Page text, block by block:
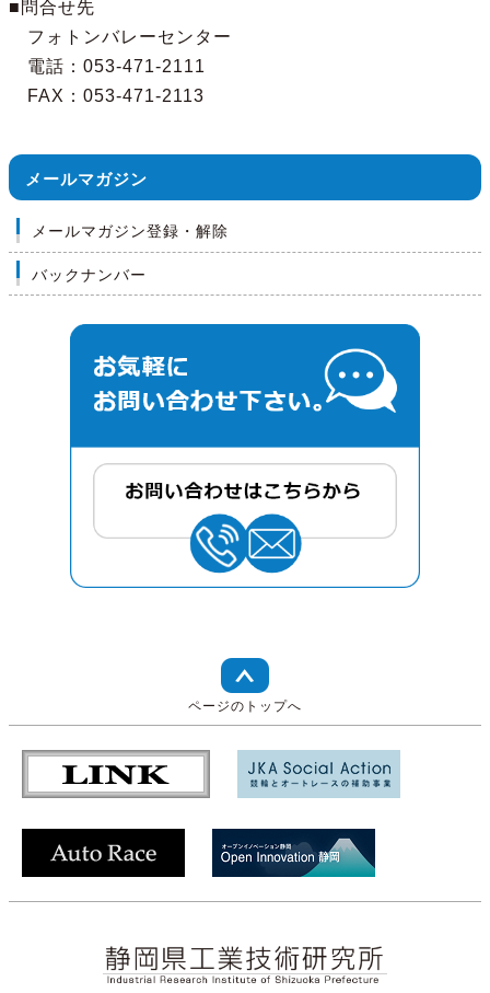
■問合せ先
フォトンバレーセンター
電話：053-471-2111
FAX：053-471-2113
メールマガジン
メールマガジン登録・解除
バックナンバー
ページのトップへ